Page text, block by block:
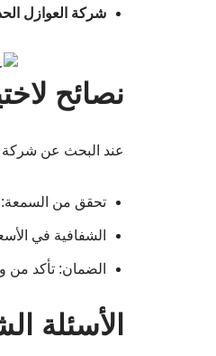
شركة العوازل
نصائح
عند البحث عن شركة
تحقق من السمعة:
الشفافية في
الضمان: تأكد من
الأسئلة